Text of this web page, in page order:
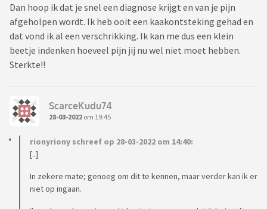
Dan hoop ik dat je snel een diagnose krijgt en van je pijn
afgeholpen wordt. Ik heb ooit een kaakontsteking gehad en
dat vond ik al een verschrikking. Ik kan me dus een klein
beetje indenken hoeveel pijn jij nu wel niet moet hebben.
Sterkte!!
ScarceKudu74
28-03-2022 om 19:45
rionyriony schreef op 28-03-2022 om 14:40:
[..]
In zekere mate; genoeg om dit te kennen, maar verder kan ik er
niet op ingaan.